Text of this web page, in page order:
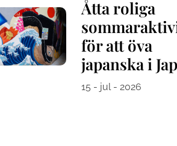
Åtta roliga
för att öva
japanska i
15 - jul - 2026